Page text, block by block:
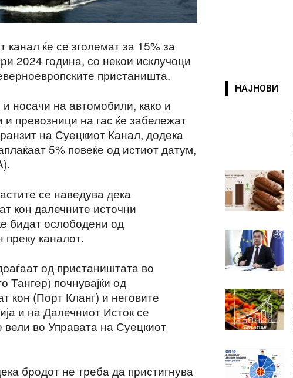
ќе се зголемат за 15% за
2024 година, со некои исклучоци
пристаништа.
носачи на автомобили, како и
превозници на гас ќе забележат
на Суецкиот Канал, додека
5% повеќе од истиот датум,
се наведува дека
кон далечните источни
бидат ослободени од
каналот.
од пристаништата во
Тангер) почнувајќи од
кон (Порт Кланг) и неговите
и на Далечниот Исток се
во Управата на Суецкиот
бродот не треба да пристигнува
НАЈНОВИ